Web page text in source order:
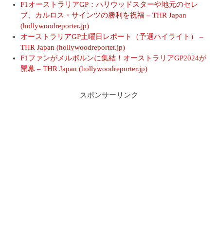
F1オーストラリアGP：ハリウッドスターや地元のセレ
ブ、カルロス・サインツの勝利を祝福 – THR Japan
(hollywoodreporter.jp)
オーストラリアGP土曜日レポート（予選ハイライト） –
THR Japan (hollywoodreporter.jp)
F1ファンがメルボルンに集結！オーストラリアGP2024が
開幕 – THR Japan (hollywoodreporter.jp)
スポンサーリンク